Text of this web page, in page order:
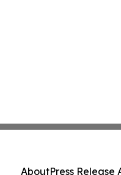
AboutPress Release